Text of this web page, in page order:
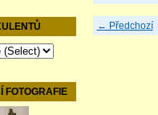
FOTOGRAFIE
← Předchozí